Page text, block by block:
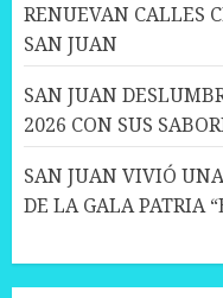
RENUEVAN CALLES
SAN JUAN
SAN JUAN
2026 CON SUS
SAN JUAN VIVIÓ
DE LA GALA PATRIA